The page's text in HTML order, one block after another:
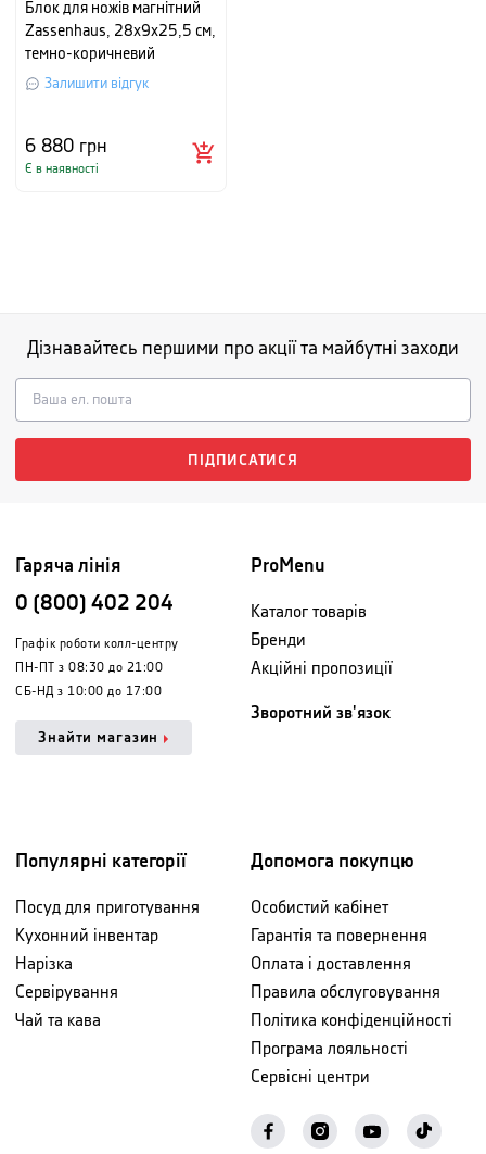
Блок для ножів магнітний
Zassenhaus, 28х9х25,5 см,
темно-коричневий
Залишити відгук
6 880 грн
Є в наявності
Дізнавайтесь першими про акції та майбутні заходи
ПІДПИСАТИСЯ
Гаряча лінія
0 (800) 402 204
Графік роботи колл-центру
ПН-ПТ з 08:30 до 21:00
СБ-НД з 10:00 до 17:00
Знайти магазин
ProMenu
Каталог товарів
Бренди
Акційні пропозиції
Зворотний зв'язок
Популярні категорії
Посуд для приготування
Кухонний інвентар
Нарізка
Сервірування
Чай та кава
Допомога покупцю
Особистий кабінет
Гарантія та повернення
Оплата і доставлення
Правила обслуговування
Політика конфіденційності
Програма лояльності
Сервісні центри